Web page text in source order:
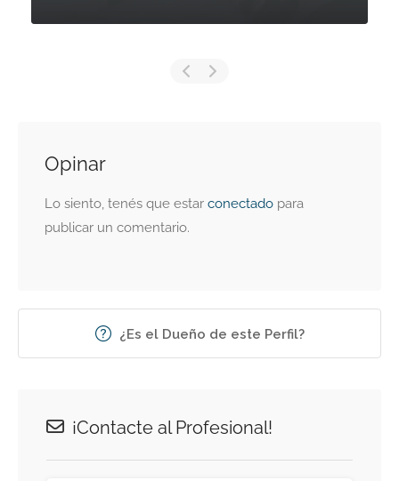
Opinar
Lo siento, tenés que estar conectado para
publicar un comentario.
¿Es el Dueño de este Perfil?
¡Contacte al Profesional!